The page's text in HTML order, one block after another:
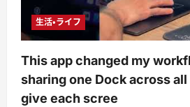
生活・ライフ
This app changed my
sharing one Dock across
give each scree